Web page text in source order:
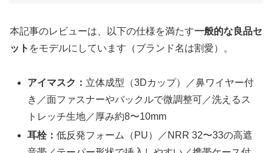
本記事のレビューは、以下の仕様を満たす一般的な良品セ
ット をモデルにしています（ブランド名は割愛）。
アイマスク： 立体成型（3Dカップ）／鼻ワイヤー付
き／面ファスナーやバックルで微調整可／洗えるス
トレッチ生地／厚み約8〜10mm
耳栓：低反発フォーム（PU）／NRR 32〜33の高遮